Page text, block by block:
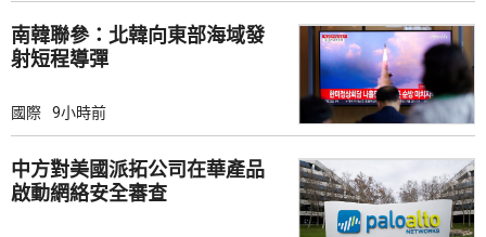
南韓聯參：北韓向東部海域發
射短程導彈
國際 9小時前
中方對美國派拓公司在華產品
啟動網絡安全審查